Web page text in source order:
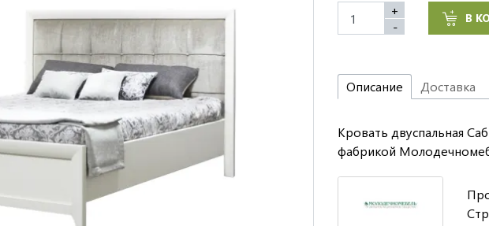
+
-
В
Описание Доставка
Кровать двуспальная
фабрикой